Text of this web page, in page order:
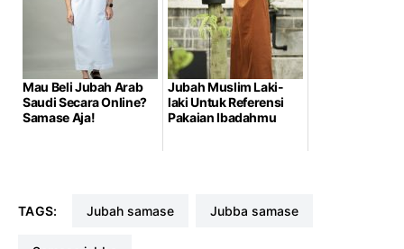
Mau Beli Jubah Arab
Saudi Secara Online?
Samase Aja!
Jubah Muslim Laki-
laki Untuk Referensi
Pakaian Ibadahmu
TAGS: jubah samase jubba samase